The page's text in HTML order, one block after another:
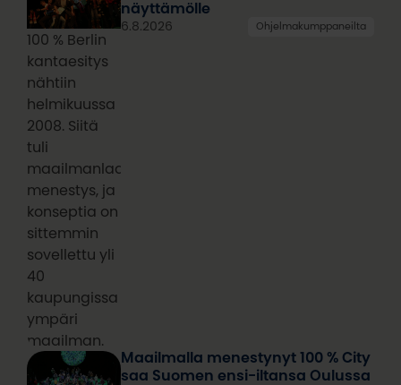
100 % Berlin
kantaesitys
nähtiin
helmikuussa
2008. Siitä
tuli
maailmanlaajuinen
menestys, ja
konseptia on
sittemmin
sovellettu yli
40
kaupungissa
ympäri
maailman.
näyttämölle
6.8.2026 Ohjelmakumppaneilta
Maailmalla menestynyt 100 % City
saa Suomen ensi-iltansa Oulussa